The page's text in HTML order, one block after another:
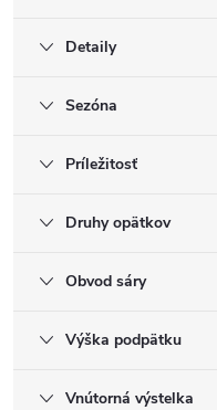
Detaily
Sezóna
Príležitosť
Druhy opätkov
Obvod sáry
Výška podpätku
Vnútorná výstelka